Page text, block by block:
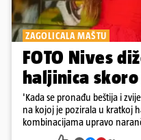
ZAGOLICALA MAŠTU
FOTO Nives
haljinica
'Kada se pronađu beštija i
na kojoj je pozirala u kratkoj
kombinacijama upravo